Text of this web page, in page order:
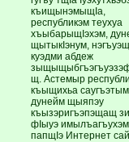
къищынэмыщIа,
республикэм теухуа
хъыбарыщIэхэм,
щытыкIэнум,
куэдми абдеж
щ. Астемыр
къыщихьа
дунейм щыяпэу
къызэригъэпэщащ
фIыуэ имылъагъухэм
папщIэ Интернет